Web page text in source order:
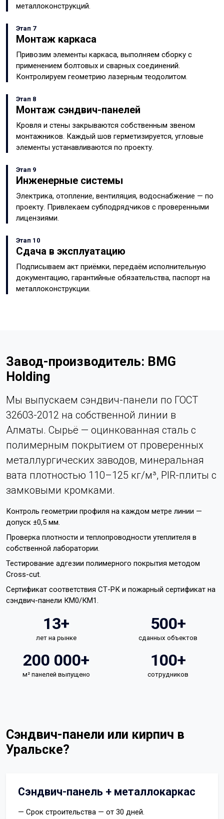
металлоконструкций.
Этап 7
Монтаж каркаса
Привозим элементы каркаса, выполняем сборку с
применением болтовых и сварных соединений.
Контролируем геометрию лазерным теодолитом.
Этап 8
Монтаж сэндвич-панелей
Кровля и стены закрываются собственным звеном
монтажников. Каждый шов герметизируется, угловые
элементы устанавливаются по проекту.
Этап 9
Инженерные системы
Электрика, отопление, вентиляция, водоснабжение — по
проекту. Привлекаем субподрядчиков с проверенными
лицензиями.
Этап 10
Сдача в эксплуатацию
Подписываем акт приёмки, передаём исполнительную
документацию, гарантийные обязательства, паспорт на
металлоконструкции.
Завод-производитель: BMG
Holding
Мы выпускаем сэндвич-панели по ГОСТ
32603-2012 на собственной линии в
Алматы. Сырьё — оцинкованная сталь с
полимерным покрытием от проверенных
металлургических заводов, минеральная
вата плотностью 110–125 кг/м³, PIR-плиты с
замковыми кромками.
Контроль геометрии профиля на каждом метре линии —
допуск ±0,5 мм.
Проверка плотности и теплопроводности утеплителя в
собственной лаборатории.
Тестирование адгезии полимерного покрытия методом
Cross-cut.
Сертификат соответствия СТ-РК и пожарный сертификат на
сэндвич-панели КМ0/КМ1.
13+
лет на рынке
500+
сданных объектов
200 000+
м² панелей выпущено
100+
сотрудников
Сэндвич-панели или кирпич в
Уральске?
Сэндвич-панель + металлокаркас
— Срок строительства — от 30 дней.